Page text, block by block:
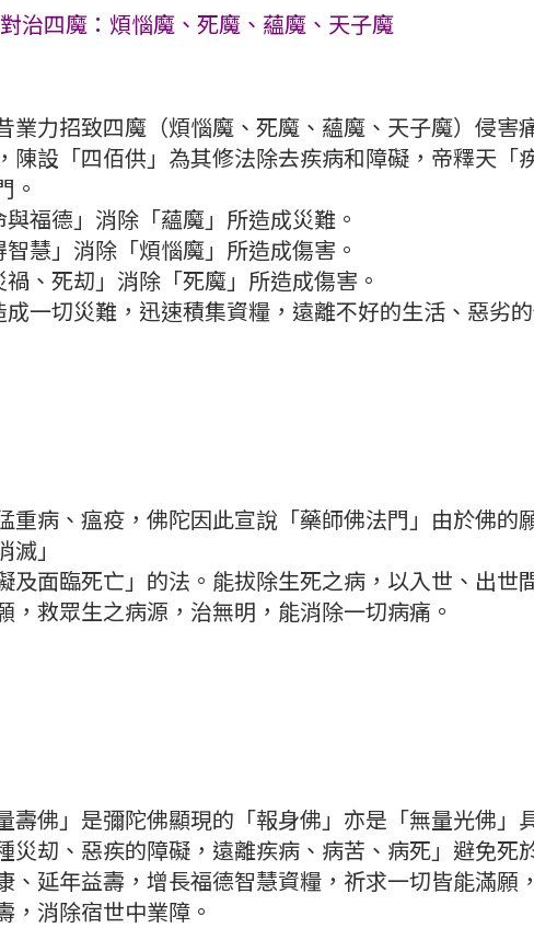
治四魔：煩惱魔、死魔、蘊魔、天子魔
業力招致四魔（煩惱魔、死魔、蘊魔、天子魔）侵
陳設「四佰供」為其修法除去疾病和障礙，帝釋天「
。
福德」消除「蘊魔」所造成災難。
慧」消除「煩惱魔」所造成傷害。
、死刧」消除「死魔」所造成傷害。
一切災難，迅速積集資糧，遠離不好的生活、惡劣
重病、瘟疫，佛陀因此宣說「藥師佛法門」由於佛的
」
及面臨死亡」的法。能拔除生死之病，以入世、出
救眾生之病源，治無明，能消除一切病痛。
壽佛」是彌陀佛顯現的「報身佛」亦是「無量光佛
災刧、惡疾的障礙，遠離疾病、病苦、病死」避免死
、延年益壽，增長福德智慧資糧，祈求一切皆能滿願
，消除宿世中業障。